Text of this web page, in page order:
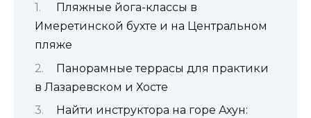
Пляжные йога-классы в
Имеретинской бухте и на Центральном
пляже
Панорамные террасы для практики
в Лазаревском и Хосте
Найти инструктора на горе Ахун: